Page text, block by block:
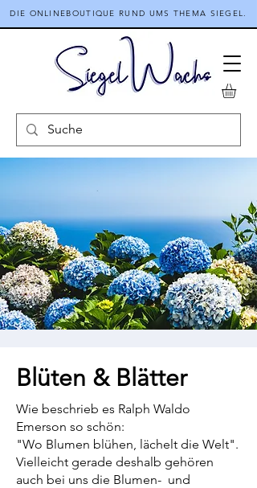
DIE ONLINEBOUTIQUE RUND UMS THEMA SIEGEL.
Blüten & Blätter
Wie beschrieb es Ralph Waldo
Emerson so schön:
"Wo Blumen blühen, lächelt die Welt".
Vielleicht gerade deshalb gehören
auch bei uns die Blumen- und